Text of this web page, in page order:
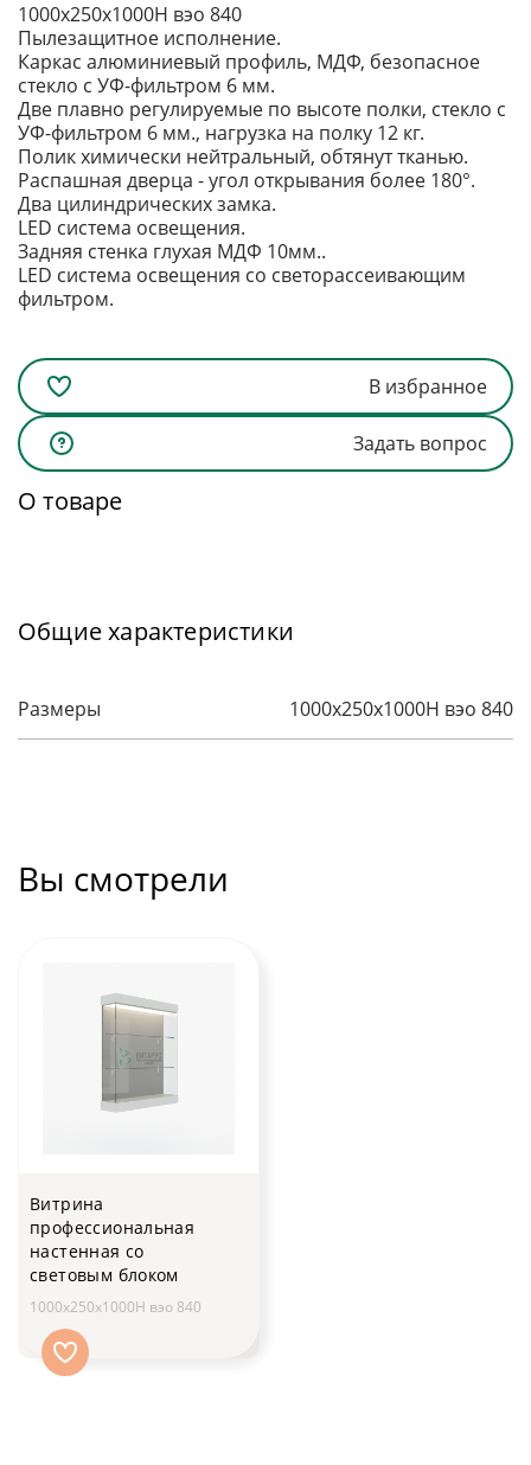
Пылезащитное исполнение.
Каркас алюминиевый профиль, МДФ, безопасное
стекло с УФ-фильтром 6 мм.
Две плавно регулируемые по высоте полки, стекло с
УФ-фильтром 6 мм., нагрузка на полку 12 кг.
Полик химически нейтральный, обтянут тканью.
Распашная дверца - угол открывания более 180°.
Два цилиндрических замка.
LED система освещения.
Задняя стенка глухая МДФ 10мм..
LED система освещения со светорассеивающим
фильтром.
1000x250x1000H вэо 840
В избранное
Задать вопрос
О товаре
Общие характеристики
Размеры 1000x250x1000H вэо 840
Вы смотрели
Витрина
профессиональная
настенная со
световым блоком
1000x250x1000H вэо 840